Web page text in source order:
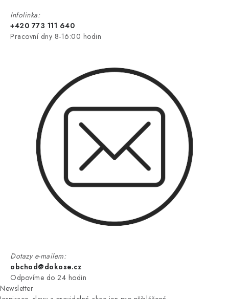
Infolinka:
+420 773 111 640
Pracovní dny 8-16:00 hodin
Dotazy e-mailem:
obchod@dokose.cz
Odpovíme do 24 hodin
Newsletter